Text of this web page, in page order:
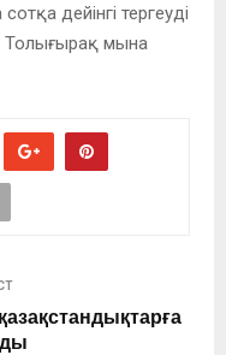
дейінгі тергеуді
Толығырақ мына